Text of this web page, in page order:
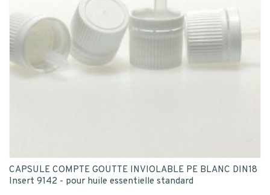
CAPSULE COMPTE GOUTTE INVIOLABLE PE BLANC DIN18
Insert 9142 - pour huile essentielle standard